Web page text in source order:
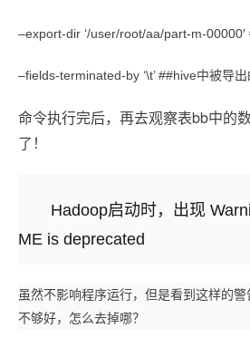
–export-dir ‘/user/root/aa/part-m-00000′
–fields-terminated-by ‘\t’ ##hive中被导
命令执行完后，再去观察表bb中的
了！
Hadoop启动时，出现
ME is deprecated
虽然不影响程序运行，但是看到这样的
不够好，怎么去掉哪？